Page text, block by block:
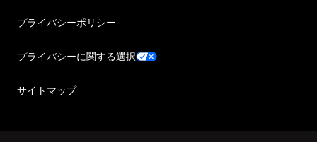
プライバシーポリシー
プライバシーに関する選択
サイトマップ